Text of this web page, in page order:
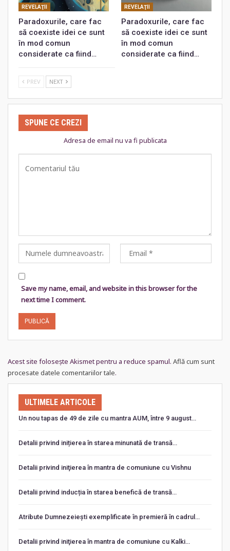
REVELAŢII
Paradoxurile, care fac
să coexiste idei ce sunt
în mod comun
considerate ca fiind…
REVELAŢII
Paradoxurile, care fac
să coexiste idei ce sunt
în mod comun
considerate ca fiind…
PREV NEXT
SPUNE CE CREZI
Adresa de email nu va fi publicata
Save my name, email, and website in this browser for the
next time I comment.
Acest site folosește Akismet pentru a reduce spamul. Află cum sunt
procesate datele comentariilor tale.
ULTIMELE ARTICOLE
Un nou tapas de 49 de zile cu mantra AUM, între 9 august…
Detalii privind inițierea în starea minunată de transă…
Detalii privind iniţierea în mantra de comuniune cu Vishnu
Detalii privind inducția în starea benefică de transă…
Atribute Dumnezeiești exemplificate în premieră în cadrul…
Detalii privind iniţierea în mantra de comuniune cu Kalki…